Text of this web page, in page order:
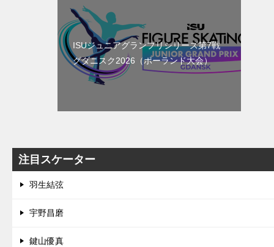
ISUジュニアグランプリシリーズ第7戦
グダニスク2026（ポーランド大会）
注目スケーター
羽生結弦
宇野昌磨
鍵山優真